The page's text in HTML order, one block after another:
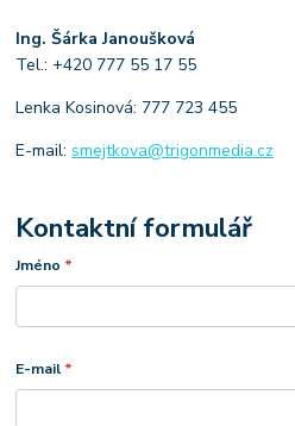
Ing. Šárka Janoušková
Tel.: +420 777 55 17 55
Lenka Kosinová: 777 723 455
E-mail:smejtkova@trigonmedia.cz
Kontaktní formulář
Jméno *
E-mail *